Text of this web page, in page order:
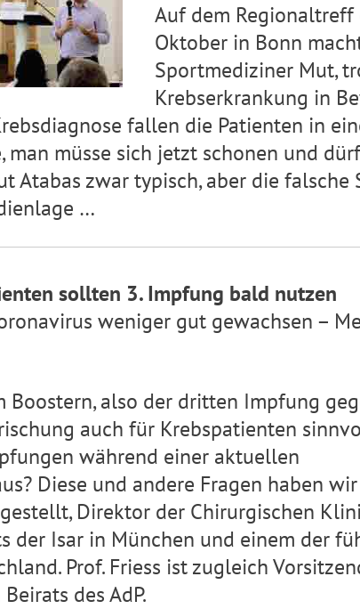
Auf dem Regionaltreff
Oktober in Bonn
Sportmediziner Mut,
Krebserkrankung in
fallen die Patienten in
man müsse sich jetzt schonen und
Atabas zwar typisch, aber die falsche
…
sollten 3. Impfung bald nutzen
weniger gut gewachsen –
Boostern, also der dritten Impfung
auch für Krebspatienten
während einer aktuellen
Diese und andere Fragen haben wir
Direktor der Chirurgischen
der Isar in München und einem der
Prof. Friess ist zugleich
des AdP.